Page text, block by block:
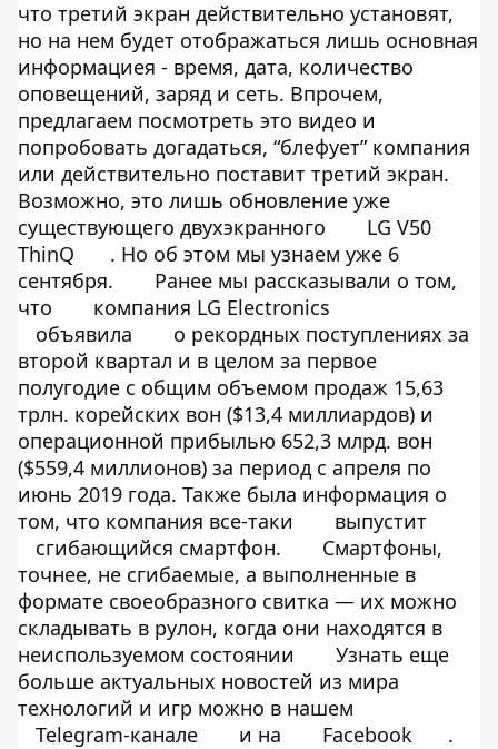
что третий экран действительно установят,
но на нем будет отображаться лишь основная
информациея - время, дата, количество
оповещений, заряд и сеть. Впрочем,
предлагаем посмотреть это видео и
попробовать догадаться, “блефует” компания
или действительно поставит третий экран.
Возможно, это лишь обновление уже
существующего двухэкранного
LG V50
ThinQ
. Но об этом мы узнаем уже 6
сентября.
Ранее мы рассказывали о том,
что
компания LG Electronics
объявила
о рекордных поступлениях за
второй квартал и в целом за первое
полугодие с общим объемом продаж 15,63
трлн. корейских вон ($13,4 миллиардов) и
операционной прибылью 652,3 млрд. вон
($559,4 миллионов) за период с апреля по
июнь 2019 года. Также была информация о
том, что компания все-таки
выпустит
сгибающийся смартфон.
Смартфоны,
точнее, не сгибаемые, а выполненные в
формате своеобразного свитка — их можно
складывать в рулон, когда они находятся в
неиспользуемом состоянии
Узнать еще
больше актуальных новостей из мира
технологий и игр можно в нашем
Telegram-канале
и на Facebook .